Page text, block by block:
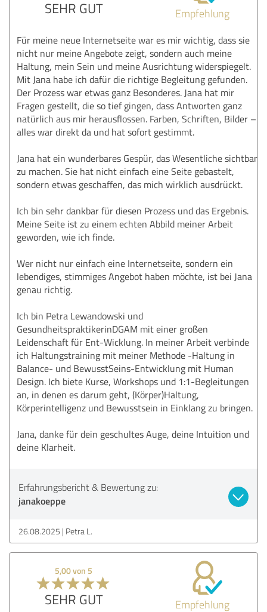
SEHR GUT Empfehlung
Für meine neue Internetseite war es mir wichtig, dass sie
nicht nur meine Angebote zeigt, sondern auch meine
Haltung, mein Sein und meine Ausrichtung widerspiegelt.
Mit Jana habe ich dafür die richtige Begleitung gefunden.
Der Prozess war etwas ganz Besonderes. Jana hat mir
Fragen gestellt, die so tief gingen, dass Antworten ganz
natürlich aus mir herausflossen. Farben, Schriften, Bilder –
alles war direkt da und hat sofort gestimmt.
Jana hat ein wunderbares Gespür, das Wesentliche sichtbar
zu machen. Sie hat nicht einfach eine Seite gebastelt,
sondern etwas geschaffen, das mich wirklich ausdrückt.
Ich bin sehr dankbar für diesen Prozess und das Ergebnis.
Meine Seite ist zu einem echten Abbild meiner Arbeit
geworden, wie ich finde.
Wer nicht nur einfach eine Internetseite, sondern ein
lebendiges, stimmiges Angebot haben möchte, ist bei Jana
genau richtig.
Ich bin Petra Lewandowski und
GesundheitspraktikerinDGAM mit einer großen
Leidenschaft für Ent-Wicklung. In meiner Arbeit verbinde
ich Haltungstraining mit meiner Methode -Haltung in
Balance- und BewusstSeins-Entwicklung mit Human
Design. Ich biete Kurse, Workshops und 1:1-Begleitungen
an, in denen es darum geht, (Körper)Haltung,
Körperintelligenz und Bewusstsein in Einklang zu bringen.
Jana, danke für dein geschultes Auge, deine Intuition und
deine Klarheit.
Erfahrungsbericht & Bewertung zu:
janakoeppe
26.08.2025 Petra L.
5,00 von 5
SEHR GUT Empfehlung